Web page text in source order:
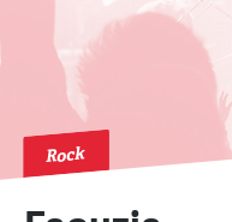
Rock